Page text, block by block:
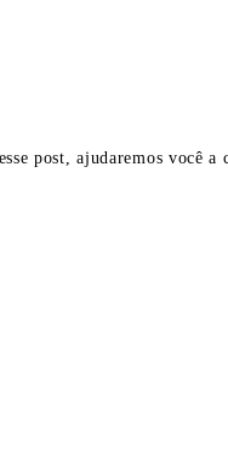
post, ajudaremos você a